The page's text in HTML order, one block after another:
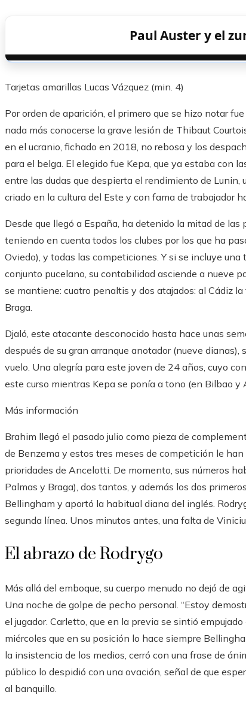
Paul Auster y el
Tarjetas amarillas Lucas Vázquez (min. 4)
Por orden de aparición, el primero que se hizo notar
nada más conocerse la grave lesión de Thibaut
en el ucranio, fichado en 2018, no rebosa y los
para el belga. El elegido fue Kepa, que ya estaba con
entre las dudas que despierta el rendimiento de
criado en la cultura del Este y con fama de trabajador
Desde que llegó a España, ha detenido la mitad de
teniendo en cuenta todos los clubes por los que ha
Oviedo), y todas las competiciones. Y si se incluye
conjunto pucelano, su contabilidad asciende a nueve
se mantiene: cuatro penaltis y dos atajados: al Cádiz
Braga.
Djaló, este atacante desconocido hasta hace unas
después de su gran arranque anotador (nueve
vuelo. Una alegría para este joven de 24 años, cuyo
este curso mientras Kepa se ponía a tono (en Bilbao y
Más información
Brahim llegó el pasado julio como pieza de
de Benzema y estos tres meses de competición le
prioridades de Ancelotti. De momento, sus números
Palmas y Braga), dos tantos, y además los dos
Bellingham y aportó la habitual diana del inglés.
segunda línea. Unos minutos antes, una falta de
El abrazo de Rodrygo
Más allá del emboque, su cuerpo menudo no dejó de
Una noche de golpe de pecho personal. “Estoy
el jugador. Carletto, que en la previa se sintió
miércoles que en su posición lo hace siempre
la insistencia de los medios, cerró con una frase de
público lo despidió con una ovación, señal de que
al banquillo.